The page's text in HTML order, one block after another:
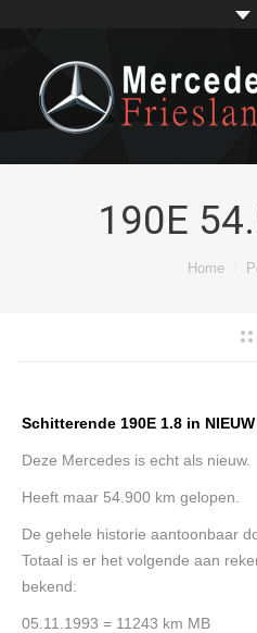
Contact
190E
Home
Schitterende 190E 1.8 in
Deze Mercedes is echt als nieuw.
Heeft maar 54.900 km gelopen.
De gehele historie aantoonbaar
Totaal is er het volgende aan
bekend:
05.11.1993 = 11243 km MB